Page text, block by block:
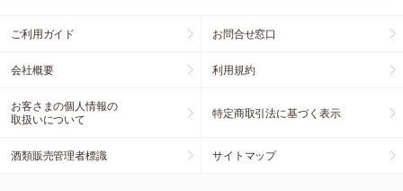
ご利用ガイド お問合せ窓口
会社概要 利用規約
お客さまの個人情報の
取扱いについて
特定商取引法に基づく表示
酒類販売管理者標識 サイトマップ